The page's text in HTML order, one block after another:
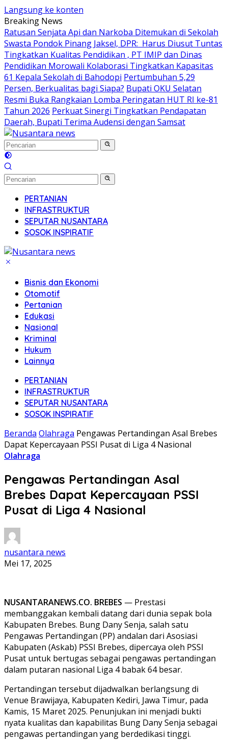
Langsung ke konten
Breaking News
Ratusan Senjata Api dan Narkoba Ditemukan di Sekolah
Swasta Pondok Pinang Jaksel, DPR: Harus Diusut Tuntas
Tingkatkan Kualitas Pendidikan , PT IMIP dan Dinas
Pendidikan Morowali Kolaborasi Tingkatkan Kapasitas
61 Kepala Sekolah di Bahodopi Pertumbuhan 5,29
Persen, Berkualitas bagi Siapa? Bupati OKU Selatan
Resmi Buka Rangkaian Lomba Peringatan HUT RI ke-81
Tahun 2026 Perkuat Sinergi Tingkatkan Pendapatan
Daerah, Bupati Terima Audensi dengan Samsat
PERTANIAN
INFRASTRUKTUR
SEPUTAR NUSANTARA
SOSOK INSPIRATIF
Bisnis dan Ekonomi
Otomotif
Pertanian
Edukasi
Nasional
Kriminal
Hukum
Lainnya
PERTANIAN
INFRASTRUKTUR
SEPUTAR NUSANTARA
SOSOK INSPIRATIF
Beranda Olahraga Pengawas Pertandingan Asal Brebes
Dapat Kepercayaan PSSI Pusat di Liga 4 Nasional
Olahraga
Pengawas Pertandingan Asal
Brebes Dapat Kepercayaan PSSI
Pusat di Liga 4 Nasional
nusantara news
Mei 17, 2025
NUSANTARANEWS.CO. BREBES — Prestasi
membanggakan kembali datang dari dunia sepak bola
Kabupaten Brebes. Bung Dany Senja, salah satu
Pengawas Pertandingan (PP) andalan dari Asosiasi
Kabupaten (Askab) PSSI Brebes, dipercaya oleh PSSI
Pusat untuk bertugas sebagai pengawas pertandingan
dalam putaran nasional Liga 4 babak 64 besar.
Pertandingan tersebut dijadwalkan berlangsung di
Venue Brawijaya, Kabupaten Kediri, Jawa Timur, pada
Kamis, 15 Maret 2025. Penunjukan ini menjadi bukti
nyata kualitas dan kapabilitas Bung Dany Senja sebagai
pengawas pertandingan yang berdedikasi tinggi.